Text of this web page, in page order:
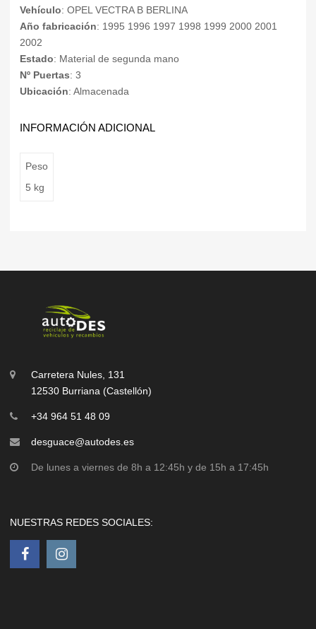
Vehículo: OPEL VECTRA B BERLINA
Año fabricación: 1995 1996 1997 1998 1999 2000 2001
2002
Estado: Material de segunda mano
Nº Puertas: 3
Ubicación: Almacenada
INFORMACIÓN ADICIONAL
Peso
5 kg
Carretera Nules, 131
12530 Burriana (Castellón)
+34 964 51 48 09
desguace@autodes.es
De lunes a viernes de 8h a 12:45h y de 15h a 17:45h
NUESTRAS REDES SOCIALES: